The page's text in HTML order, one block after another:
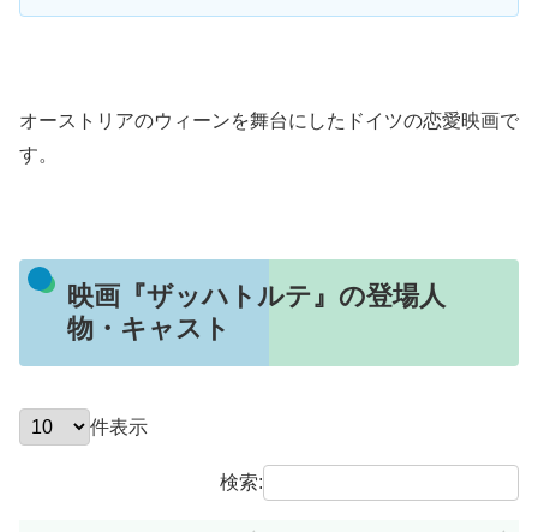
オーストリアのウィーンを舞台にしたドイツの恋愛映画で
す。
映画『ザッハトルテ』の登場人
物・キャスト
件表示
検索: